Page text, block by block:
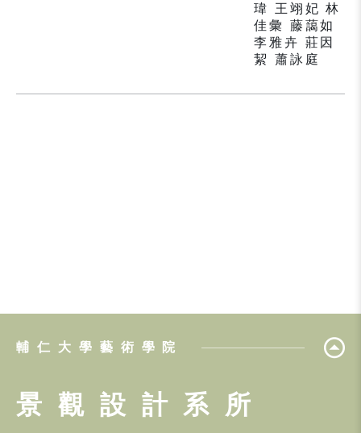
瑋 王翊妃 林
佳彙 藤藹如
李雅卉 莊因
絜 蕭詠庭
輔仁大學藝術學院
景觀設計系所